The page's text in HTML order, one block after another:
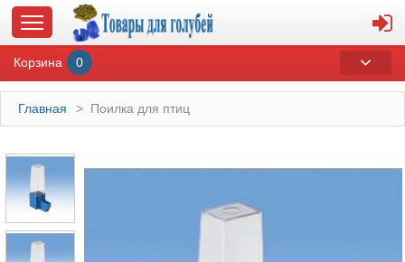
ГЛАВНАЯ
О МАГАЗИНЕ
ОПЛАТА И ДОСТАВКА
Корзина 0
Главная > Поилка для птиц